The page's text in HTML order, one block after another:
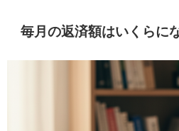
毎月の返済額はいくらに